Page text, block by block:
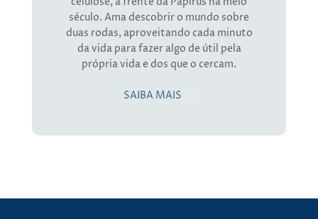
século. Ama descobrir o mundo sobre
duas rodas, aproveitando cada minuto
da vida para fazer algo de útil pela
própria vida e dos que o cercam.
SAIBA MAIS